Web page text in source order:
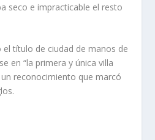
seco e impracticable el resto
el título de ciudad de manos de
en “la primera y única villa
reconocimiento que marcó